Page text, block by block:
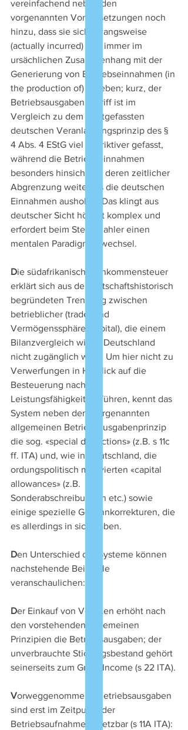
vereinfachend neben den
vorgenannten Voraussetzungen noch
hinzu, dass sie sich zwangsweise
(actually incurred) und immer im
ursächlichen Zusammenhang mit der
Generierung von Betriebseinnahmen (in
the production of) ergeben; kurz, der
Betriebsausgabenbegriff ist im
Vergleich zu dem breitgefassten
deutschen Veranlassungsprinzip des §
4 Abs. 4 EStG viel restriktiver gefasst,
während die Betriebseinnahmen
besonders hinsichtlich deren zeitlicher
Abgrenzung weiter als die deutschen
Einnahmen ausholen. Das klingt aus
deutscher Sicht höchst komplex und
erfordert beim Steuerzahler einen
mentalen Paradigmenwechsel.
Die südafrikanische Einkommensteuer
erklärt sich aus der wirtschaftshistorisch
begründeten Trennung zwischen
betrieblicher (trade) und
Vermögenssphäre (capital), die einem
Bilanzvergleich wie in Deutschland
nicht zugänglich wäre. Um hier nicht zu
Verwerfungen in Hinblick auf die
Besteuerung nach der
Leistungsfähigkeit zu führen, kennt das
System neben dem vorgenannten
allgemeinen Betriebsausgabenprinzip
die sog. «special deductions» (z.B. s 11c
ff. ITA) und, wie in Deutschland, die
ordungspolitisch motivierten «capital
allowances» (z.B.
Sonderabschreibungen etc.) sowie
einige spezielle Gewinnkorrekturen, die
es allerdings in sich haben.
Den Unterschied der Systeme können
nachstehende Beispiele
veranschaulichen:
Der Einkauf von Vorräten erhöht nach
den vorstehenden allgemeinen
Prinzipien die Betriebsausgaben; der
unverbrauchte Stichtagsbestand gehört
seinerseits zum Gross Income (s 22 ITA).
Vorweggenommene Betriebsausgaben
sind erst im Zeitpunkt der
Betriebsaufnahme absetzbar (s 11A ITA):